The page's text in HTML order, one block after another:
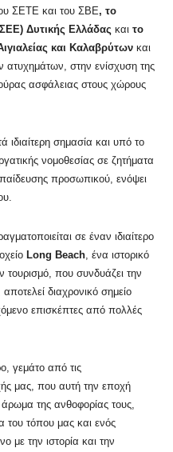
ΣΕΤΕ και του ΣΒΕ, το
Δυτικής Ελλάδας και το
και Καλαβρύτων και
στην ενίσχυση της
ασφάλειας στους χώρους
σημασία και υπό το
νομοθεσίας σε ζητήματα
προσωπικού, ενόψει
σε έναν ιδιαίτερο
Long Beach, ένα ιστορικό
που συνδυάζει την
διαχρονικό σημείο
επισκέπτες από πολλές
γεμάτο από τις
μας, που αυτή την εποχή
της ανθοφορίας τους,
του τόπου μας και ενός
με την ιστορία και την